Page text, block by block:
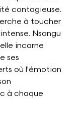
contagieuse.
à toucher
Nsangu
incarne
ses
où l'émotion
à chaque